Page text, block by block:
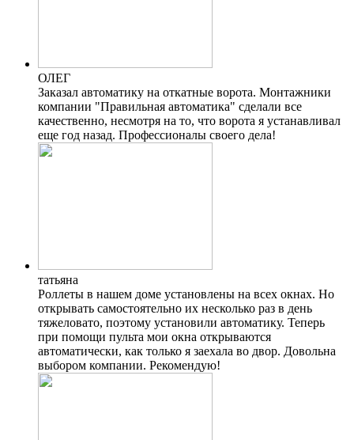
ОЛЕГ
Заказал автоматику на откатные ворота. Монтажники
компании "Правильная автоматика" сделали все
качественно, несмотря на то, что ворота я устанавливал
еще год назад. Профессионалы своего дела!
татьяна
Роллеты в нашем доме установлены на всех окнах. Но
открывать самостоятельно их несколько раз в день
тяжеловато, поэтому установили автоматику. Теперь
при помощи пульта мои окна открываются
автоматически, как только я заехала во двор. Довольна
выбором компании. Рекомендую!